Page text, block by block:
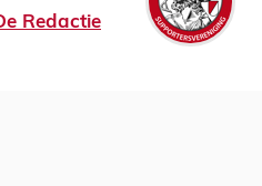
Redactie